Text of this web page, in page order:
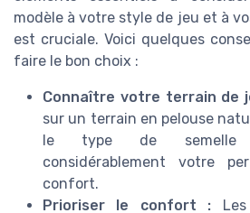
modèle à votre style de jeu et à
est cruciale. Voici quelques
faire le bon choix :
Connaître votre terrain de
sur un terrain en pelouse
le type de semelle
considérablement votre
confort.
Prioriser le confort :